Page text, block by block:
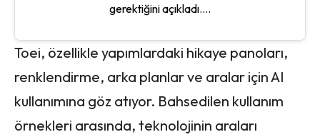
gerektiğini açıkladı....
Toei, özellikle yapımlardaki hikaye panoları,
renklendirme, arka planlar ve aralar için AI
kullanımına göz atıyor. Bahsedilen kullanım
örnekleri arasında, teknolojinin araları